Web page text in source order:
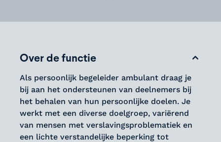
Over de functie
Als persoonlijk begeleider ambulant draag je
bij aan het ondersteunen van deelnemers bij
het behalen van hun persoonlijke doelen. Je
werkt met een diverse doelgroep, variërend
van mensen met verslavingsproblematiek en
een lichte verstandelijke beperking tot